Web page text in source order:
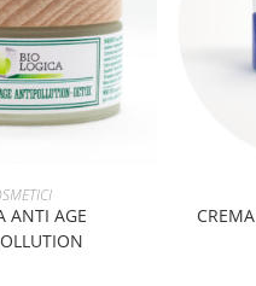
AL CARRELLO
ANTI AGE